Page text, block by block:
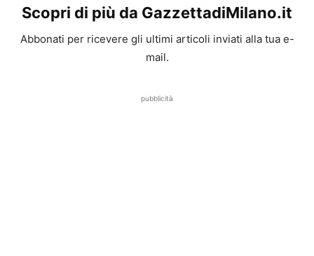
Scopri di più da GazzettadiMilano.it
Abbonati per ricevere gli ultimi articoli inviati alla tua e-
mail.
pubblicità